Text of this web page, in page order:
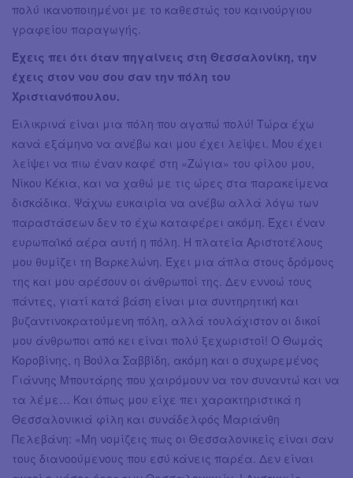
πολύ ικανοποιημένοι με το καθεστώς του καινούργιου
γραφείου παραγωγής.
Έχεις πει ότι όταν πηγαίνεις στη Θεσσαλονίκη, την
έχεις στον νου σου σαν την πόλη του
Χριστιανόπουλου.
Ειλικρινά είναι μια πόλη που αγαπώ πολύ! Τώρα έχω
κανά εξάμηνο να ανέβω και μου έχει λείψει. Μου έχει
λείψει να πιω έναν καφέ στη «Ζώγια» του φίλου μου,
Νίκου Κέκια, και να χαθώ με τις ώρες στα παρακείμενα
δισκάδικα. Ψάχνω ευκαιρία να ανέβω αλλά λόγω των
παραστάσεων δεν το έχω καταφέρει ακόμη. Έχει έναν
ευρωπαϊκό αέρα αυτή η πόλη. Η πλατεία Αριστοτέλους
μου θυμίζει τη Βαρκελώνη. Έχει μια άπλα στους δρόμους
της και μου αρέσουν οι άνθρωποί της. Δεν εννοώ τους
πάντες, γιατί κατά βάση είναι μια συντηρητική και
βυζαντινοκρατούμενη πόλη, αλλά τουλάχιστον οι δικοί
μου άνθρωποι από κει είναι πολύ ξεχωριστοί! Ο Θωμάς
Κοροβίνης, η Βούλα Σαββίδη, ακόμη και ο συχωρεμένος
Γιάννης Μπουτάρης που χαιρόμουν να τον συναντώ και να
τα λέμε… Και όπως μου είχε πει χαρακτηριστικά η
Θεσσαλονικιά φίλη και συνάδελφός Μαριάνθη
Πελεβάνη: «Μη νομίζεις πως οι Θεσσαλονικείς είναι σαν
τους διανοούμενους που εσύ κάνεις παρέα. Δεν είναι